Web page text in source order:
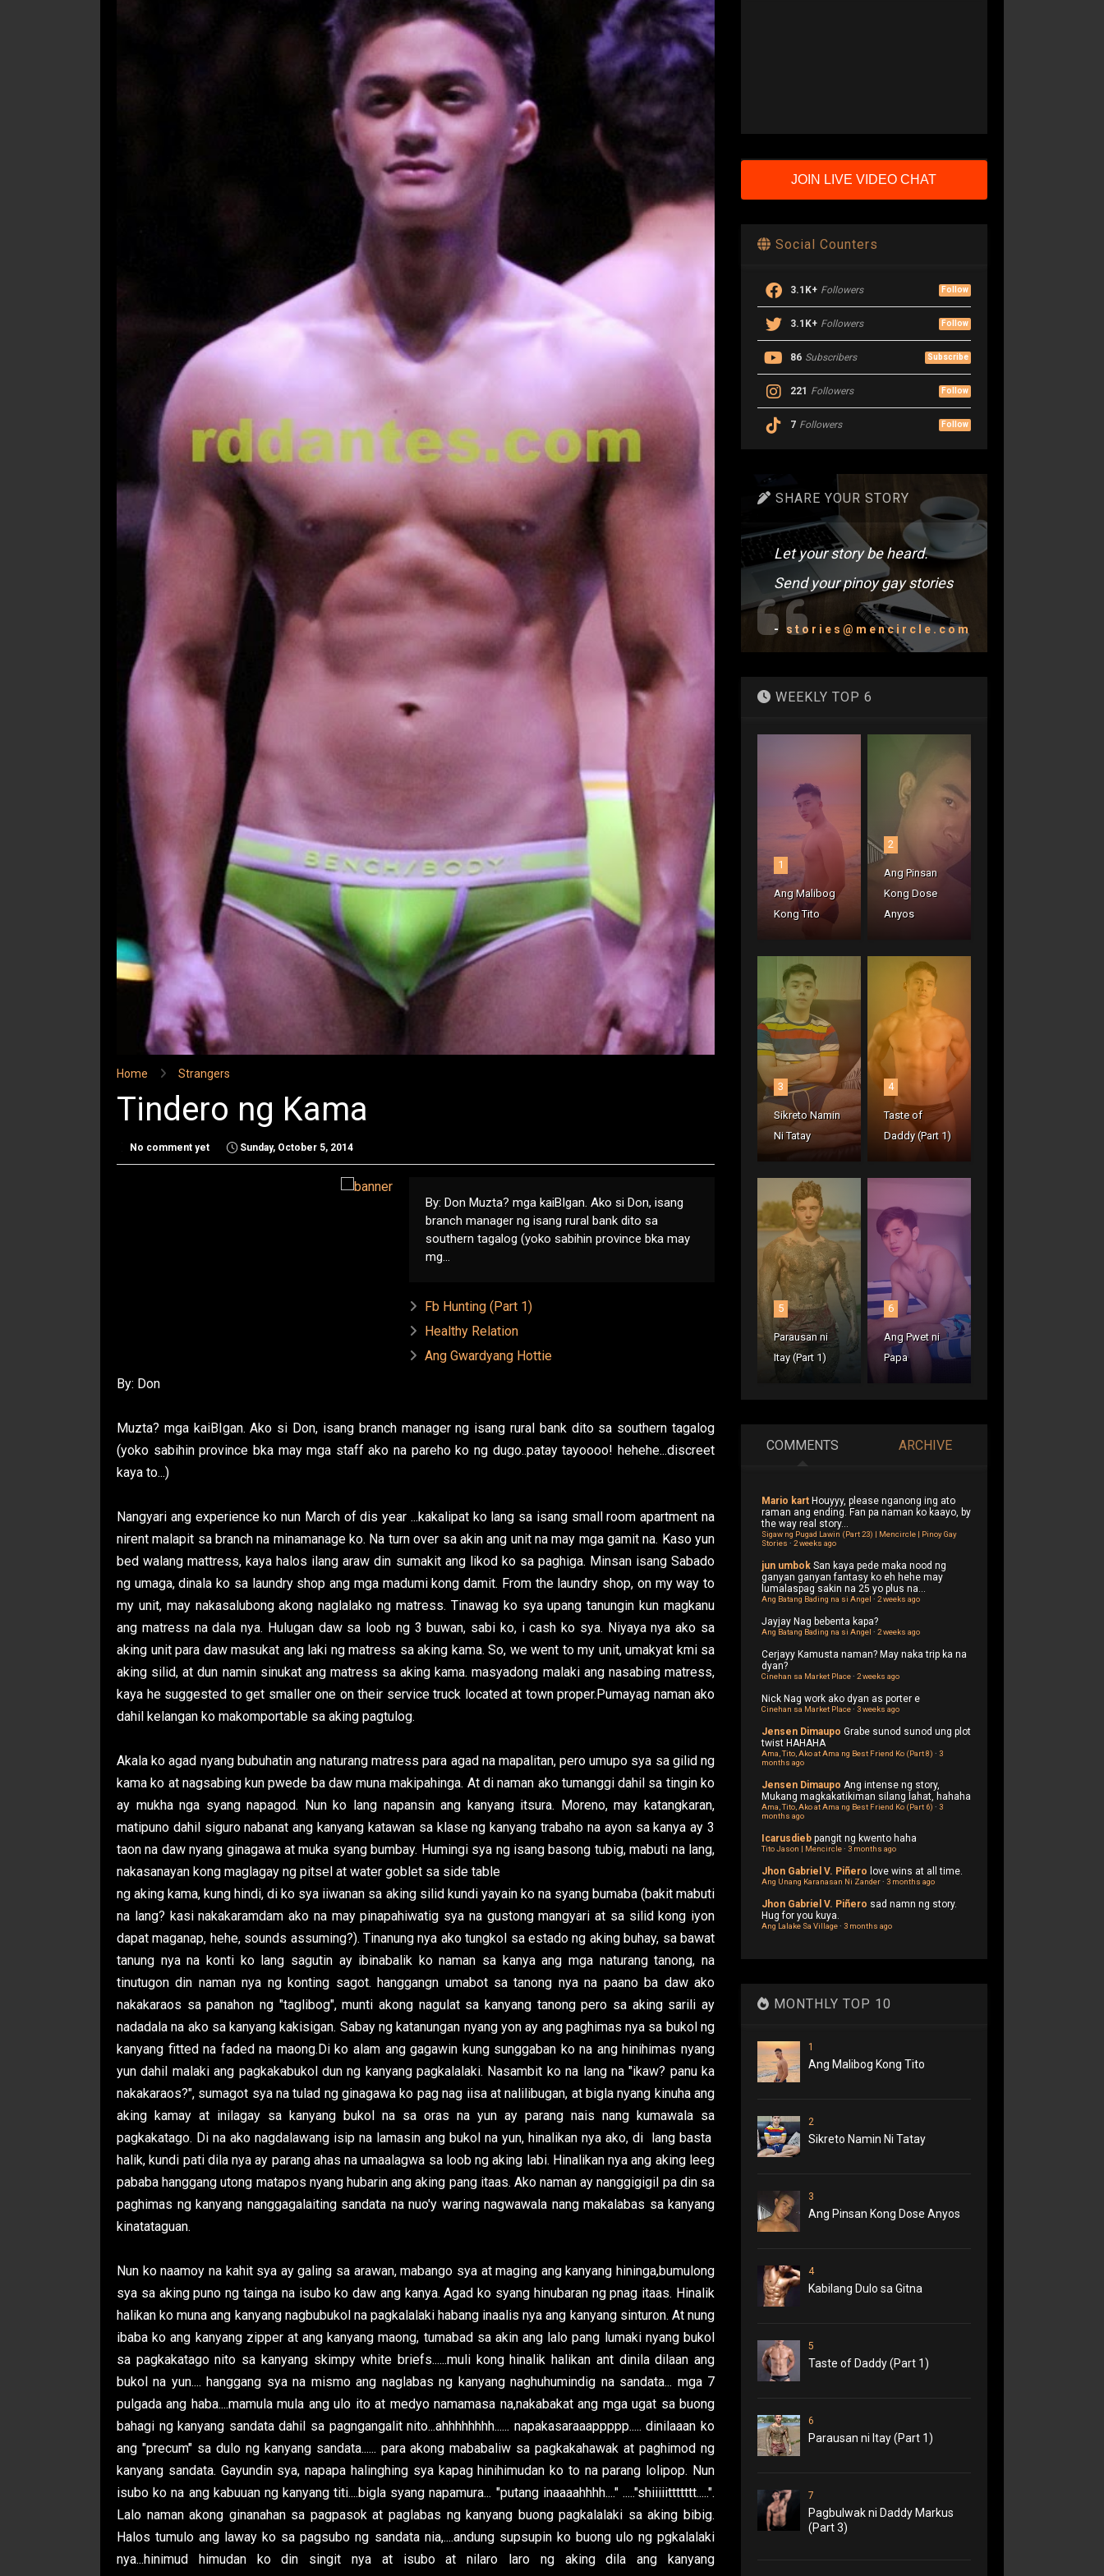
Home Strangers
Tindero ng Kama
No comment yet Sunday, October 5, 2014
By: Don Muzta? mga kaiBIgan. Ako si Don, isang
branch manager ng isang rural bank dito sa
southern tagalog (yoko sabihin province bka may
mg...
Fb Hunting (Part 1)
Healthy Relation
Ang Gwardyang Hottie
By: Don
Muzta? mga kaiBIgan. Ako si Don, isang branch manager ng isang rural bank dito sa southern tagalog
(yoko sabihin province bka may mga staff ako na pareho ko ng dugo..patay tayoooo! hehehe...discreet
kaya to...)
Nangyari ang experience ko nun March of dis year ...kakalipat ko lang sa isang small room apartment na
nirent malapit sa branch na minamanage ko. Na turn over sa akin ang unit na may mga gamit na. Kaso yun
bed walang mattress, kaya halos ilang araw din sumakit ang likod ko sa paghiga. Minsan isang Sabado
ng umaga, dinala ko sa laundry shop ang mga madumi kong damit. From the laundry shop, on my way to
my unit, may nakasalubong akong naglalako ng matress. Tinawag ko sya upang tanungin kun magkanu
ang matress na dala nya. Hulugan daw sa loob ng 3 buwan, sabi ko, i cash ko sya. Niyaya nya ako sa
aking unit para daw masukat ang laki ng matress sa aking kama. So, we went to my unit, umakyat kmi sa
aking silid, at dun namin sinukat ang matress sa aking kama. masyadong malaki ang nasabing matress,
kaya he suggested to get smaller one on their service truck located at town proper.Pumayag naman ako
dahil kelangan ko makomportable sa aking pagtulog.
Akala ko agad nyang bubuhatin ang naturang matress para agad na mapalitan, pero umupo sya sa gilid ng
kama ko at nagsabing kun pwede ba daw muna makipahinga. At di naman ako tumanggi dahil sa tingin ko
ay mukha nga syang napagod. Nun ko lang napansin ang kanyang itsura. Moreno, may katangkaran,
matipuno dahil siguro nabanat ang kanyang katawan sa klase ng kanyang trabaho na ayon sa kanya ay 3
taon na daw nyang ginagawa at muka syang bumbay. Humingi sya ng isang basong tubig, mabuti na lang,
nakasanayan kong maglagay ng pitsel at water goblet sa side table
ng aking kama, kung hindi, di ko sya iiwanan sa aking silid kundi yayain ko na syang bumaba (bakit mabuti
na lang? kasi nakakaramdam ako na may pinapahiwatig sya na gustong mangyari at sa silid kong iyon
dapat maganap, hehe, sounds assuming?). Tinanung nya ako tungkol sa estado ng aking buhay, sa bawat
tanung nya na konti ko lang sagutin ay ibinabalik ko naman sa kanya ang mga naturang tanong, na
tinutugon din naman nya ng konting sagot. hanggangn umabot sa tanong nya na paano ba daw ako
nakakaraos sa panahon ng "taglibog", munti akong nagulat sa kanyang tanong pero sa aking sarili ay
nadadala na ako sa kanyang kakisigan. Sabay ng katanungan nyang yon ay ang paghimas nya sa bukol ng
kanyang fitted na faded na maong.Di ko alam ang gagawin kung sunggaban ko na ang hinihimas nyang
yun dahil malaki ang pagkakabukol dun ng kanyang pagkalalaki. Nasambit ko na lang na "ikaw? panu ka
nakakaraos?", sumagot sya na tulad ng ginagawa ko pag nag iisa at nalilibugan, at bigla nyang kinuha ang
aking kamay at inilagay sa kanyang bukol na sa oras na yun ay parang nais nang kumawala sa
pagkakatago. Di na ako nagdalawang isip na lamasin ang bukol na yun, hinalikan nya ako, di lang basta
halik, kundi pati dila nya ay parang ahas na umaalagwa sa loob ng aking labi. Hinalikan nya ang aking leeg
pababa hanggang utong matapos nyang hubarin ang aking pang itaas. Ako naman ay nanggigigil pa din sa
paghimas ng kanyang nanggagalaiting sandata na nuo'y waring nagwawala nang makalabas sa kanyang
kinatataguan.
Nun ko naamoy na kahit sya ay galing sa arawan, mabango sya at maging ang kanyang hininga,bumulong
sya sa aking puno ng tainga na isubo ko daw ang kanya. Agad ko syang hinubaran ng pnag itaas. Hinalik
halikan ko muna ang kanyang nagbubukol na pagkalalaki habang inaalis nya ang kanyang sinturon. At nung
ibaba ko ang kanyang zipper at ang kanyang maong, tumabad sa akin ang lalo pang lumaki nyang bukol
sa pagkakatago nito sa kanyang skimpy white briefs......muli kong hinalik halikan ant dinila dilaan ang
bukol na yun.... hanggang sya na mismo ang naglabas ng kanyang naghuhumindig na sandata... mga 7
pulgada ang haba....mamula mula ang ulo ito at medyo namamasa na,nakabakat ang mga ugat sa buong
bahagi ng kanyang sandata dahil sa pagngangalit nito...ahhhhhhhh...... napakasaraaappppp..... dinilaaan ko
ang "precum" sa dulo ng kanyang sandata...... para akong mababaliw sa pagkakahawak at paghimod ng
kanyang sandata. Gayundin sya, napapa halinghing sya kapag hinihimudan ko to na parang lolipop. Nun
isubo ko na ang kabuuan ng kanyang titi....bigla syang napamura... "putang inaaaahhhh...." ....."shiiiiittttttt.....".
Lalo naman akong ginanahan sa pagpasok at paglabas ng kanyang buong pagkalalaki sa aking bibig.
Halos tumulo ang laway ko sa pagsubo ng sandata nia,....andung supsupin ko buong ulo ng pgkalalaki
nya...hinimud himudan ko din singit nya at isubo at nilaro laro ng aking dila ang kanyang
JOIN LIVE VIDEO CHAT
Social Counters
3.1K+ Followers Follow
3.1K+ Followers Follow
86 Subscribers Subscribe
221 Followers Follow
7 Followers Follow
SHARE YOUR STORY
Let your story be heard.
Send your pinoy gay stories
- stories@mencircle.com
WEEKLY TOP 6
1
Ang Malibog
Kong Tito
2
Ang Pinsan
Kong Dose
Anyos
3
Sikreto Namin
Ni Tatay
4
Taste of
Daddy (Part 1)
5
Parausan ni
Itay (Part 1)
6
Ang Pwet ni
Papa
COMMENTS ARCHIVE
Mario kart Houyyy, please nganong ing ato
raman ang ending. Fan pa naman ko kaayo, by
the way real story...
Sigaw ng Pugad Lawin (Part 23) | Mencircle | Pinoy Gay
Stories · 2 weeks ago
jun umbok San kaya pede maka nood ng
ganyan ganyan fantasy ko eh hehe may
lumalaspag sakin na 25 yo plus na...
Ang Batang Bading na si Angel · 2 weeks ago
Jayjay Nag bebenta kapa?
Ang Batang Bading na si Angel · 2 weeks ago
Cerjayy Kamusta naman? May naka trip ka na
dyan?
Cinehan sa Market Place· 2 weeks ago
Nick Nag work ako dyan as porter e
Cinehan sa Market Place· 3 weeks ago
Jensen Dimaupo Grabe sunod sunod ung plot
twist HAHAHA
Ama, Tito, Ako at Ama ng Best Friend Ko (Part 8) · 3
months ago
Jensen Dimaupo Ang intense ng story,
Mukang magkakatikiman silang lahat, hahaha
Ama, Tito, Ako at Ama ng Best Friend Ko (Part 6) · 3
months ago
Icarusdieb pangit ng kwento haha
Tito Jason | Mencircle· 3 months ago
Jhon Gabriel V. Piñero love wins at all time.
Ang Unang Karanasan Ni Zander· 3 months ago
Jhon Gabriel V. Piñero sad namn ng story.
Hug for you kuya.
Ang Lalake Sa Village· 3 months ago
MONTHLY TOP 10
1
Ang Malibog Kong Tito
2
Sikreto Namin Ni Tatay
3
Ang Pinsan Kong Dose Anyos
4
Kabilang Dulo sa Gitna
5
Taste of Daddy (Part 1)
6
Parausan ni Itay (Part 1)
7
Pagbulwak ni Daddy Markus
(Part 3)